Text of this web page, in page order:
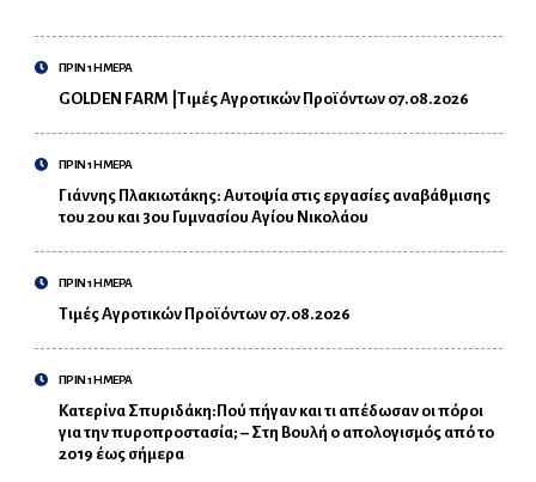
ΠΡΙΝ 1 ΗΜΕΡΑ
GOLDEN FARM |Τιμές Αγροτικών Προϊόντων 07.08.2026
ΠΡΙΝ 1 ΗΜΕΡΑ
Γιάννης Πλακιωτάκης: Αυτοψία στις εργασίες αναβάθμισης
του 2ου και 3ου Γυμνασίου Αγίου Νικολάου
ΠΡΙΝ 1 ΗΜΕΡΑ
Τιμές Αγροτικών Προϊόντων 07.08.2026
ΠΡΙΝ 1 ΗΜΕΡΑ
Κατερίνα Σπυριδάκη:Πού πήγαν και τι απέδωσαν οι πόροι
για την πυροπροστασία; – Στη Βουλή ο απολογισμός από το
2019 έως σήμερα